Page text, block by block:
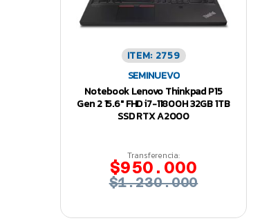
ITEM: 2759
SEMINUEVO
Notebook Lenovo Thinkpad P15
Gen 2 15.6″ FHD i7-11800H 32GB 1TB
SSD RTX A2000
Transferencia:
$950.000
$1.230.000